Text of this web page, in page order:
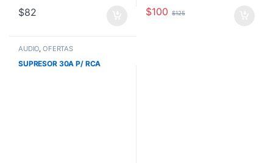
$82 $100 $125
AUDIO ,OFERTAS
SUPRESOR 30A P/ RCA